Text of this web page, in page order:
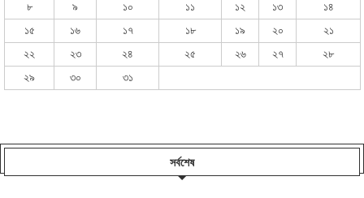
৮
৯ ১০ ১১ ১২ ১৩
১৪
১৫
১৬ ১৭ ১৮ ১৯ ২০
২১
২২
২৩ ২৪ ২৫ ২৬ ২৭
২৮
২৯
৩০ ৩১
সর্বশেষ